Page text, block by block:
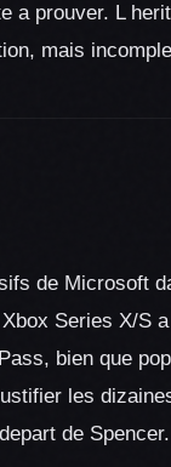
a prouver. L
mais
de Microsoft
Series X/S
bien que
les
de Spencer.